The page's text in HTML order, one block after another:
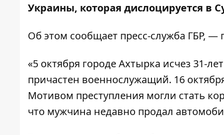
Украины, которая дислоцируется в
Об этом сообщает пресс-служба ГБР, —
«5 октября городе Ахтырка исчез 31-
причастен военнослужащий. 16
Мотивом преступления могли стать
что мужчина недавно продал